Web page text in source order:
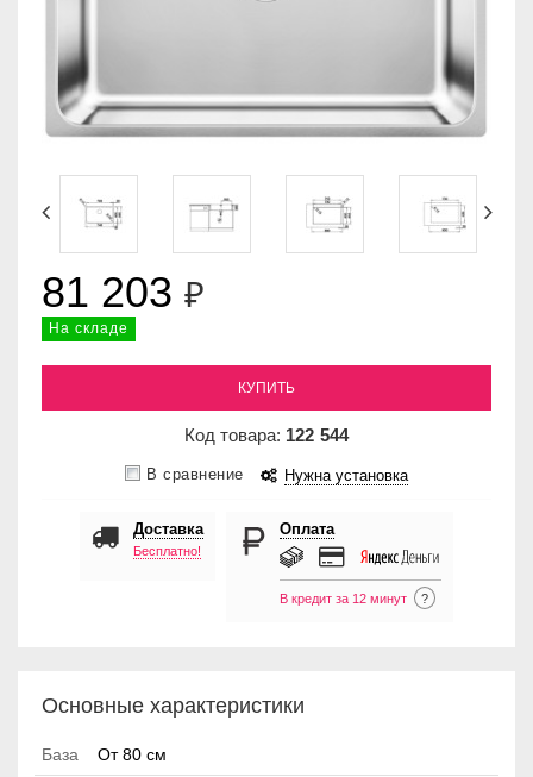
81 203 ₽
На складе
КУПИТЬ
Код товара: 122 544
В сравнение Нужна установка
Доставка
Бесплатно!
Оплата
В кредит за 12 минут ?
Основные характеристики
База
От 80 см